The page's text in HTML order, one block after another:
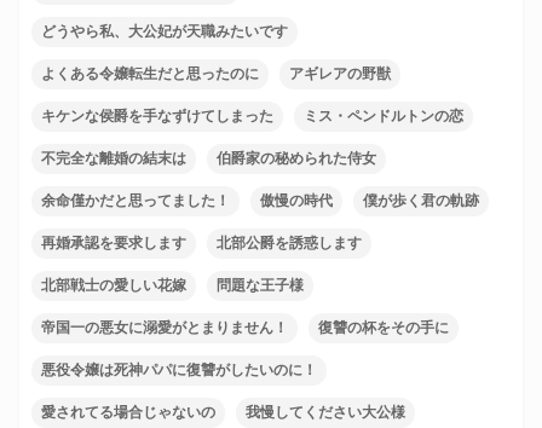
どうやら私、大公妃が天職みたいです
よくある令嬢転生だと思ったのに アギレアの野獣
キケンな侯爵を手なずけてしまった ミス・ペンドルトンの恋
不完全な離婚の結末は 伯爵家の秘められた侍女
余命僅かだと思ってました！ 傲慢の時代 僕が歩く君の軌跡
再婚承認を要求します 北部公爵を誘惑します
北部戦士の愛しい花嫁 問題な王子様
帝国一の悪女に溺愛がとまりません！ 復讐の杯をその手に
悪役令嬢は死神パパに復讐がしたいのに！
愛されてる場合じゃないの 我慢してください大公様